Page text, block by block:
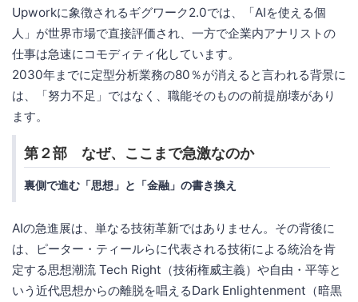
Upworkに象徴されるギグワーク2.0では、「AIを使える個
人」が世界市場で直接評価され、一方で企業内アナリストの
仕事は急速にコモディティ化しています。
2030年までに定型分析業務の80％が消えると言われる背景に
は、「努力不足」ではなく、職能そのものの前提崩壊があり
ます。
第２部 なぜ、ここまで急激なのか
裏側で進む「思想」と「金融」の書き換え
AIの急進展は、単なる技術革新ではありません。その背後に
は、ピーター・ティールらに代表される技術による統治を肯
定する思想潮流 Tech Right（技術権威主義）や自由・平等と
いう近代思想からの離脱を唱えるDark Enlightenment（暗黒